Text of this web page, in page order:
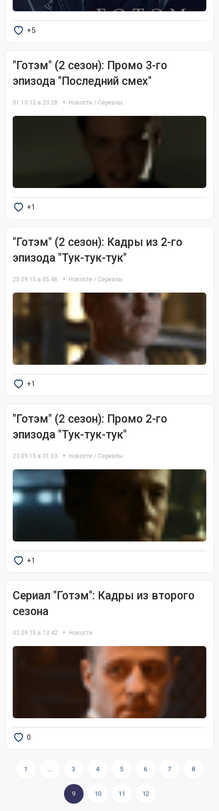
+5
"Готэм" (2 сезон): Промо 3-го
эпизода "Последний смех"
01.10.15 в 20:28 Новости / Сериалы
+1
"Готэм" (2 сезон): Кадры из 2-го
эпизода "Тук-тук-тук"
25.09.15 в 05:46 Новости / Сериалы
+1
"Готэм" (2 сезон): Промо 2-го
эпизода "Тук-тук-тук"
23.09.15 в 01:03 Новости / Сериалы
+1
Сериал "Готэм": Кадры из второго
сезона
02.09.15 в 13:42 Новости
0
1 ... 3 4 5 6 7 8
9 10 11 12